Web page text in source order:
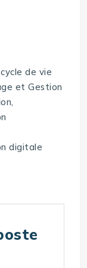
de vie
et Gestion
digitale